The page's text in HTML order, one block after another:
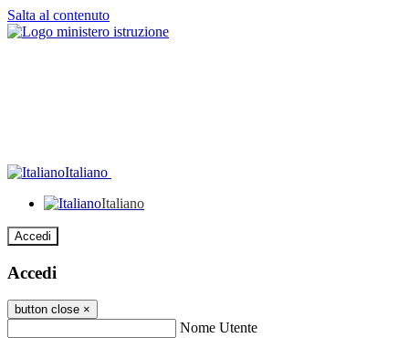
Salta al contenuto
Italiano
Italiano
Accedi
Accedi
button close ×
Nome Utente